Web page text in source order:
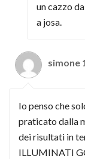
un cazzo
a josa.
simone
Io penso che
praticato dalla
dei risultati in
ILLUMINATI